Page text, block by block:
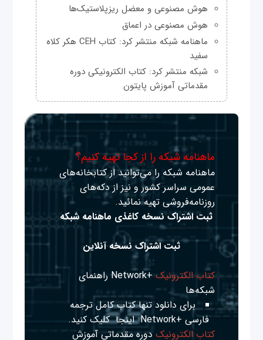
هوش مصنوعی و معضل ریزپلاستیک‌ها
هوش مصنوعی در اعماق
ماهنامه شبکه منتشر کرد: کتاب CEH هکر کلاه
سفید
شبکه منتشر کرد: کتاب الکترونیکی دوره
مقدماتی آموزش پایتون
ماهنامه شبکه را از کجا تهیه کنیم؟
ماهنامه شبکه را می‌توانید از کتابخانه‌های
عمومی سراسر کشور و نیز از دکه‌های
روزنامه‌فروشی تهیه نمائید.
ثبت اشتراک نسخه کاغذی ماهنامه شبکه
ثبت اشتراک نسخه آنلاین
کتاب الکترونیک
+Network راهنمای
شبکه‌ها
برای دانلود تنها کتاب کامل ترجمه
فارسی +Network
اینجا کلیک کنید.
کتاب الکترونیک دوره مقدماتی آموزش